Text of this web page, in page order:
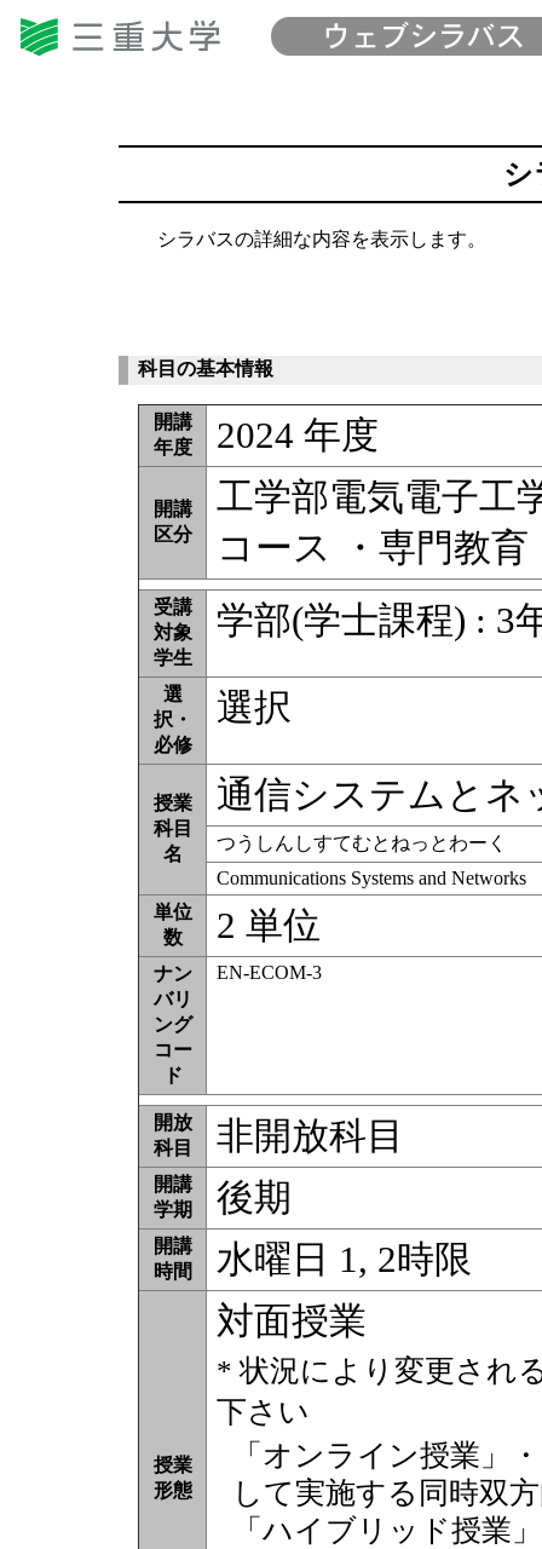
シ
シラバスの詳細な内容を表示します。
科目の基本情報
開講
年度
2024 年度
開講
区分
工学部電気電子工
コース ・専門教育
受講
対象
学生
学部(学士課程) : 3
選
択・
必修
選択
授業
科目
名
通信システムとネ
つうしんしすてむとねっとわーく
Communications Systems and Networks
単位
数
2 単位
ナン
バリ
ング
コー
ド
EN-ECOM-3
開放
科目
非開放科目
開講
学期
後期
開講
時間
水曜日 1, 2時限
授業
形態
対面授業
* 状況により変更され
下さい
「オンライン授業」
して実施する同時双
「ハイブリッド授業